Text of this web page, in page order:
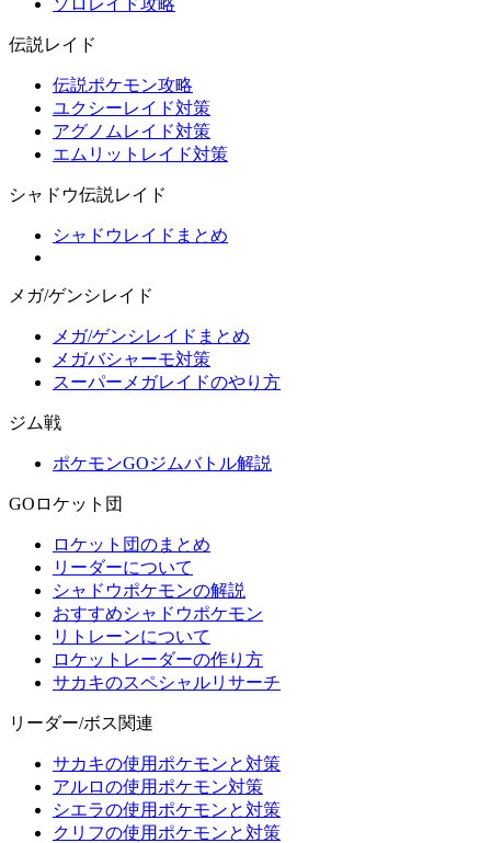
ソロレイド攻略
伝説レイド
伝説ポケモン攻略
ユクシーレイド対策
アグノムレイド対策
エムリットレイド対策
シャドウ伝説レイド
シャドウレイドまとめ
メガ/ゲンシレイド
メガ/ゲンシレイドまとめ
メガバシャーモ対策
スーパーメガレイドのやり方
ジム戦
ポケモンGOジムバトル解説
GOロケット団
ロケット団のまとめ
リーダーについて
シャドウポケモンの解説
おすすめシャドウポケモン
リトレーンについて
ロケットレーダーの作り方
サカキのスペシャルリサーチ
リーダー/ボス関連
サカキの使用ポケモンと対策
アルロの使用ポケモン対策
シエラの使用ポケモンと対策
クリフの使用ポケモンと対策